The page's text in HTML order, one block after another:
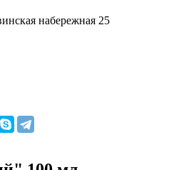
набережная 25